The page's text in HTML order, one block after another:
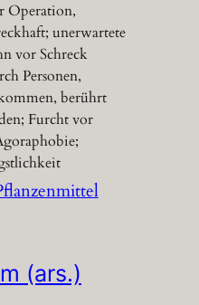
Operation,
unerwartete
vor Schreck
Personen,
berührt
Furcht vor
(ars.)